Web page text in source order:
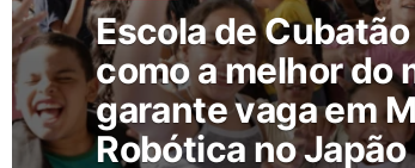
Escola de
como a melhor do
garante vaga em
Robótica no Japão